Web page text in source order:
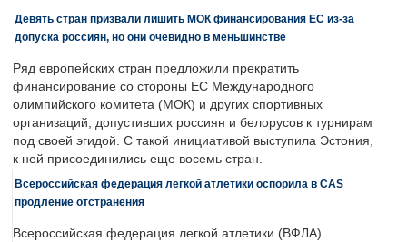
Девять стран призвали лишить МОК финансирования ЕС из-за
допуска россиян, но они очевидно в меньшинстве
Ряд европейских стран предложили прекратить
финансирование со стороны ЕС Международного
олимпийского комитета (МОК) и других спортивных
организаций, допустивших россиян и белорусов к турнирам
под своей эгидой. С такой инициативой выступила Эстония,
к ней присоединились еще восемь стран.
Всероссийская федерация легкой атлетики оспорила в CAS
продление отстранения
Всероссийская федерация легкой атлетики (ВФЛА)